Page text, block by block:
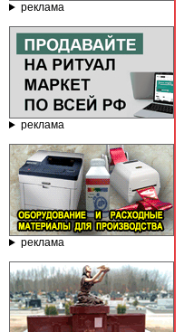
реклама
реклама
реклама